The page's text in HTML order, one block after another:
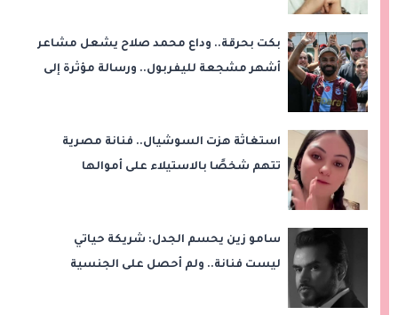
بكت بحرقة.. وداع محمد صلاح يشعل مشاعر
أشهر مشجعة لليفربول.. ورسالة مؤثرة إلى
استغاثة هزت السوشيال.. فنانة مصرية
تتهم شخصًا بالاستيلاء على أموالها
سامو زين يحسم الجدل: شريكة حياتي
ليست فنانة.. ولم أحصل على الجنسية